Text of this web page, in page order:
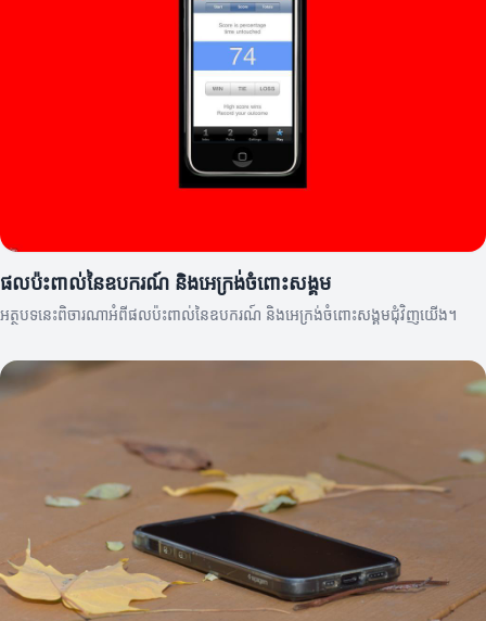
ផលប៉ះពាល់នៃឧបករណ៍ និងអេក្រង់ចំពោះសង្គម
អត្ថបទនេះពិចារណាអំពីផលប៉ះពាល់នៃឧបករណ៍ និងអេក្រង់ចំពោះសង្គមជុំវិញយើង។